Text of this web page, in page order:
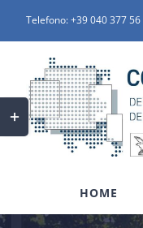
al
contenuto
Telefono:+39 040 377 56
HOME
Toggle
area